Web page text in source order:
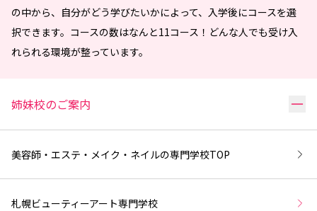
の中から、自分がどう学びたいかによって、入学後にコースを選
択できます。コースの数はなんと11コース！どんな人でも受け入
れられる環境が整っています。
姉妹校のご案内 リ
美容師・エステ・メイク・ネイルの専門学校TOP
札幌ビューティーアート専門学校